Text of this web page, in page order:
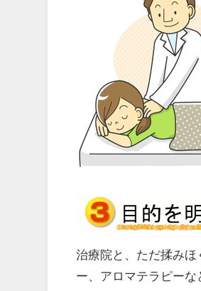
治療院と、ただ揉み
ー、アロマテラピーな